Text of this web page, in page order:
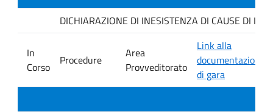
DICHIARAZIONE DI INESISTENZA DI CAUSE DI
In
Corso
Procedure
Area
Provveditorato
Link alla
documentazione
di gara